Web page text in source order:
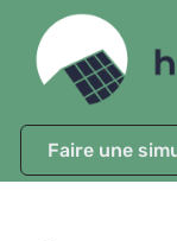
Faire une